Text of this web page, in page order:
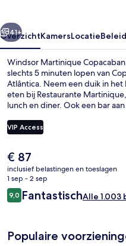
Volgende
41+
OverzichtKamersLocatieBeleid
Windsor Martinique
slechts 5 minuten lopen van
Atlântica. Neem een duik in
eten bij Restaurante
lunch en diner. Ook een bar
enthousiast over het
openbaar vervoer vind je op
Cantagalo.
VIP Access
De
huidige
prijs
is
€ 87
€ 87
inclusief belastingen en toeslagen
1 sep - 2 sep
Beoordelingen
9,09,0 op 10 –
FantastischAlle 1.003
Populaire